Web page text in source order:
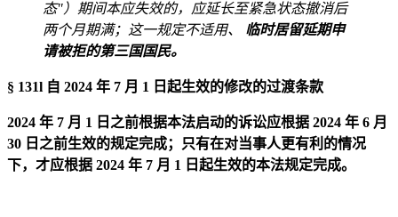
态"）期间本应失效的，应延长至紧急状态撤消后
两个月期满；这一规定不适用、 临时居留延期申
请被拒的第三国国民。
§ 131l 自 2024 年 7 月 1 日起生效的修改的过渡条款
2024 年 7 月 1 日之前根据本法启动的诉讼应根据 2024 年 6 月
30 日之前生效的规定完成；只有在对当事人更有利的情况
下，才应根据 2024 年 7 月 1 日起生效的本法规定完成。